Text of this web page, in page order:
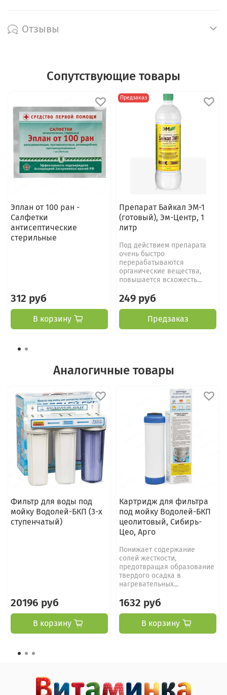
Отзывы
Сопутствующие товары
Эплан от 100 ран -
Салфетки
антисептические
стерильные
312 руб
В корзину
Предзаказ
Препарат Байкал ЭМ-1
(готовый), Эм-Центр, 1
литр
Под действием препарата
очень быстро
перерабатываются
органические вещества,
повышается всхожесть...
249 руб
Предзаказ
Аналогичные товары
Фильтр для воды под
мойку Водолей-БКП (3-х
ступенчатый)
20196 руб
В корзину
Картридж для фильтра
под мойку Водолей-БКП
цеолитовый, Сибирь-
Цео, Арго
Понижает содержание
солей жесткости,
предотвращая образование
твердого осадка в
нагревательных...
1632 руб
В корзину